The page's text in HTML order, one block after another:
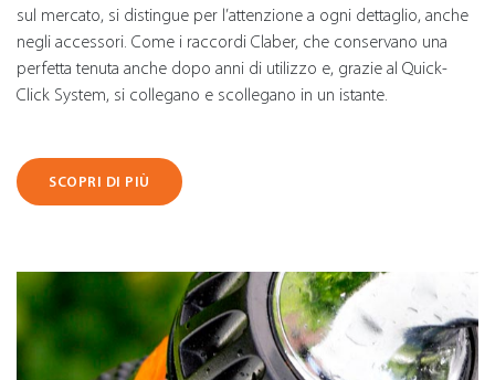
sul mercato, si distingue per l’attenzione a ogni dettaglio, anche
negli accessori. Come i raccordi Claber, che conservano una
perfetta tenuta anche dopo anni di utilizzo e, grazie al Quick-
Click System, si collegano e scollegano in un istante.
SCOPRI DI PIÙ